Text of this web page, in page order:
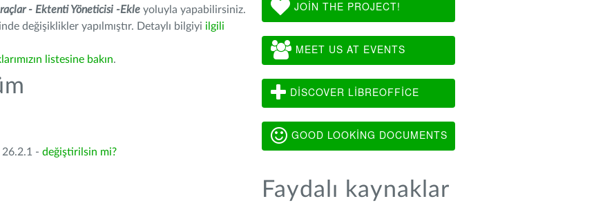
- Ektenti Yöneticisi -Ekle yoluyla yapabilirsiniz.
değişiklikler yapılmıştır. Detaylı bilgiyi ilgili
listesine bakın.
- değiştirilsin mi?
JOIN THE PROJECT!
MEET US AT EVENTS
DISCOVER LIBREOFFICE
GOOD LOOKING DOCUMENTS
Faydalı kaynaklar